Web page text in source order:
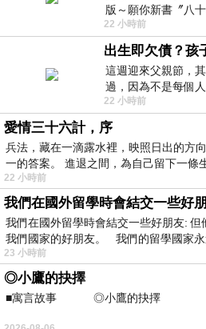
版～願你新書〞八
經在我的版留言…「
22 小時前
這週迎來父親節，
過，因為不是每個
節的，平時也沒什
22 小時前
愛情三十六計，序
兵法，藏在一滴露水裡，映照日出的方
一的答案。 進退之間，為自己留下一條
22 小時前
我們在國外留學時會結交一些好朋友:
我們國家的好朋友。 我們的留學國家
23 小時前
◎小鷹的抉擇
■寓言故事 ◎小鷹的抉擇
⊕潘文良